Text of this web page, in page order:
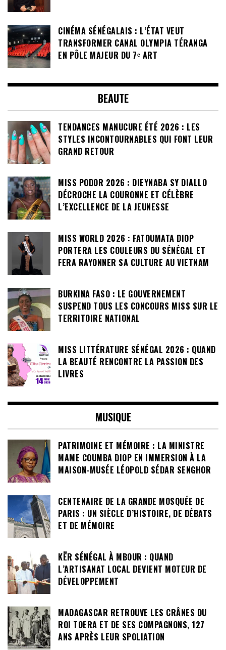
CINÉMA SÉNÉGALAIS : L’ÉTAT VEUT
TRANSFORMER CANAL OLYMPIA TÉRANGA
EN PÔLE MAJEUR DU 7ᵉ ART
BEAUTE
TENDANCES MANUCURE ÉTÉ 2026 : LES
STYLES INCONTOURNABLES QUI FONT LEUR
GRAND RETOUR
MISS PODOR 2026 : DIEYNABA SY DIALLO
DÉCROCHE LA COURONNE ET CÉLÈBRE
L’EXCELLENCE DE LA JEUNESSE
MISS WORLD 2026 : FATOUMATA DIOP
PORTERA LES COULEURS DU SÉNÉGAL ET
FERA RAYONNER SA CULTURE AU VIETNAM
BURKINA FASO : LE GOUVERNEMENT
SUSPEND TOUS LES CONCOURS MISS SUR LE
TERRITOIRE NATIONAL
MISS LITTÉRATURE SÉNÉGAL 2026 : QUAND
LA BEAUTÉ RENCONTRE LA PASSION DES
LIVRES
MUSIQUE
PATRIMOINE ET MÉMOIRE : LA MINISTRE
MAME COUMBA DIOP EN IMMERSION À LA
MAISON-MUSÉE LÉOPOLD SÉDAR SENGHOR
CENTENAIRE DE LA GRANDE MOSQUÉE DE
PARIS : UN SIÈCLE D’HISTOIRE, DE DÉBATS
ET DE MÉMOIRE
KËR SÉNÉGAL À MBOUR : QUAND
L’ARTISANAT LOCAL DEVIENT MOTEUR DE
DÉVELOPPEMENT
MADAGASCAR RETROUVE LES CRÂNES DU
ROI TOERA ET DE SES COMPAGNONS, 127
ANS APRÈS LEUR SPOLIATION